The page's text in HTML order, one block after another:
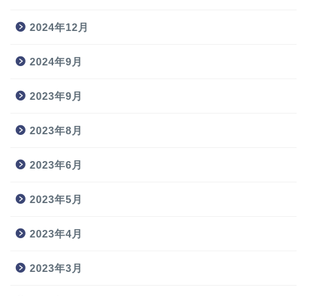
2024年12月
2024年9月
2023年9月
2023年8月
2023年6月
2023年5月
2023年4月
2023年3月